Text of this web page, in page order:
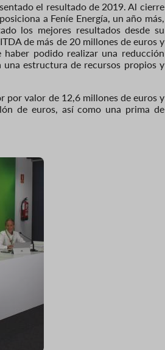
el resultado de 2019. Al cierre
a Feníe Energía, un año más,
los mejores resultados desde su
de más de 20 millones de euros y
podido realizar una reducción
estructura de recursos propios y
por valor de 12,6 millones de euros y
de euros, así como una prima de